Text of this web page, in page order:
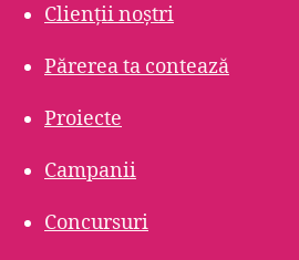
Clienții noștri
Părerea ta contează
Proiecte
Campanii
Concursuri